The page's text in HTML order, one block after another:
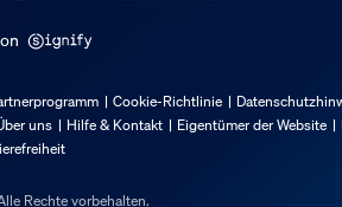
Cookie-Richtlinie
uns Hilfe & Kontakt Eigentümer der Website
Rechte vorbehalten.